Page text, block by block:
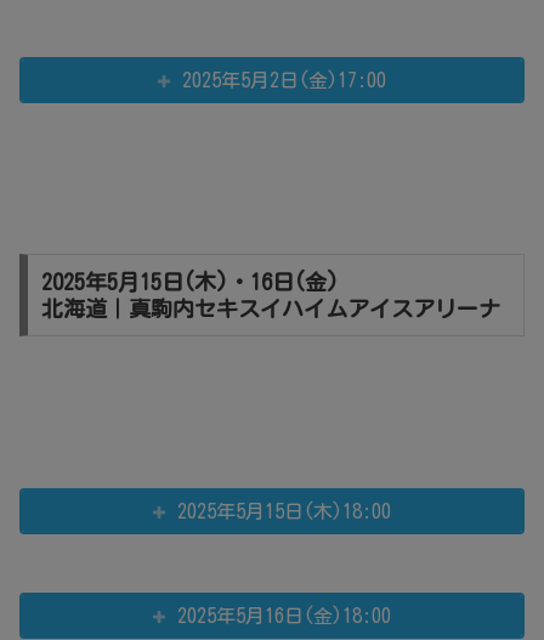
2025年5月2日(金)17:00
2025年5月15日(木)・16日(金)
北海道｜真駒内セキスイハイムアイスアリーナ
2025年5月15日(木)18:00
2025年5月16日(金)18:00